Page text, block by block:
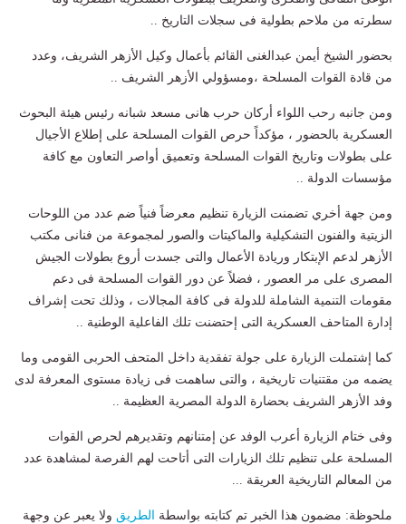
سطرته من ملاحم بطولية فى سجلات التاريخ ..
بحضور الشيخ أيمن عبدالغنى القائم بأعمال وكيل الأزهر الشريف، وعدد
من قادة القوات المسلحة ،ومسؤولي الأزهر الشريف ..
ومن جانبه رحب اللواء أركان حرب هانى مسعد شبانه رئيس هيئة البحوث
العسكرية بالحضور ، مؤكداً حرص القوات المسلحة على إطلاع الأجيال
على بطولات وتاريخ القوات المسلحة وتعميق أواصر التعاون مع كافة
مؤسسات الدولة ..
ومن جهة أخري تضمنت الزيارة تنظيم معرضاً فنياً ضم عدد من اللوحات
الزيتية والفنون التشكيلية والماكيتات والصور لمجموعة من فنانى مكتب
الأزهر لدعم الإبتكار وريادة الأعمال والتى جسدت أروع بطولات الجيش
المصرى على مر العصور ، فضلاً عن دور القوات المسلحة فى دعم
مقومات التنمية الشاملة للدولة فى كافة المجالات ، وذلك تحت إشراف
إدارة المتاحف العسكرية التى إحتضنت تلك الفاعلية الوطنية ..
كما إشتملت الزيارة على جولة تفقدية داخل المتحف الحربى القومى وما
يضمه من مقتنيات تاريخية ، والتى ساهمت فى زيادة مستوى المعرفة لدى
وفد الأزهر الشريف بحضارة الدولة المصرية العظيمة ..
وفى ختام الزيارة أعرب الوفد عن إمتنانهم وتقديرهم لحرص القوات
المسلحة على تنظيم تلك الزيارات التى أتاحت لهم الفرصة لمشاهدة عدد
من المعالم التاريخية العريقة ...
ملحوظة: مضمون هذا الخبر تم كتابته بواسطة الطريق ولا يعبر عن وجهة